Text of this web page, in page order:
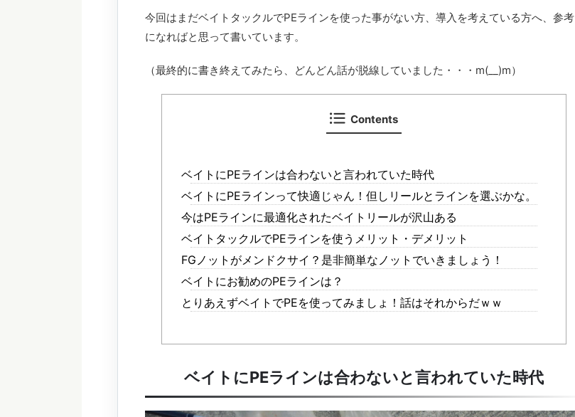
今回はまだベイトタックルでPEラインを使った事がない方、導入を考えている方へ、参考
になればと思って書いています。
（最終的に書き終えてみたら、どんどん話が脱線していました・・・m(__)m）
Contents
ベイトにPEラインは合わないと言われていた時代
ベイトにPEラインって快適じゃん！但しリールとラインを選ぶかな。
今はPEラインに最適化されたベイトリールが沢山ある
ベイトタックルでPEラインを使うメリット・デメリット
FGノットがメンドクサイ？是非簡単なノットでいきましょう！
ベイトにお勧めのPEラインは？
とりあえずベイトでPEを使ってみましょ！話はそれからだｗｗ
ベイトにPEラインは合わないと言われていた時代